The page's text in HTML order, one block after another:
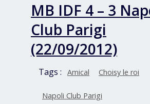
MB IDF 4 – 3
Club Parigi
(22/09/2012)
Tags : Amical Choisy le roi
Napoli Club Parigi